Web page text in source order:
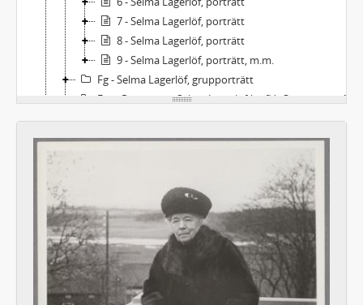
7 - Selma Lagerlöf, porträtt
8 - Selma Lagerlöf, porträtt
9 - Selma Lagerlöf, porträtt, m.m.
Fg - Selma Lagerlöf, grupporträtt
For - Porträtt av Selma Lagerlöf (m.fl.). Orientresan 1899-1900
Fse - Sophie Elkans bilder
Fs - Fotografier av andra personer, släktingar
Faeu - Fotografier av andra personer, porträtt. Utländska
Fags - Fotografier av andra personer, gruppbilder. Svenska
Fagu - Fotografier av andra personer, gruppbilder. Utländska
Fos - Orter: Sverige (utom Mårbacka)
Fom - Orter: Sverige - Mårbacka
Fou - Orter: Utlandet
Fbl - Fotografier: Blandat, svenska respektive utländska